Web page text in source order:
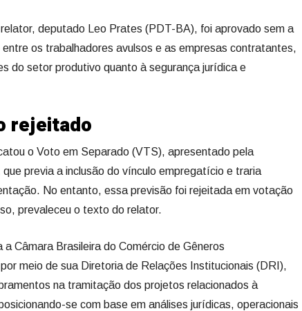
deputado Leo Prates (PDT-BA), foi aprovado sem a
os trabalhadores avulsos e as empresas contratantes,
do setor produtivo quanto à segurança jurídica e
rejeitado
o Voto em Separado (VTS), apresentado pela
previa a inclusão do vínculo empregatício e traria
No entanto, essa previsão foi rejeitada em votação
prevaleceu o texto do relator.
Câmara Brasileira do Comércio de Gêneros
meio de sua Diretoria de Relações Institucionais (DRI),
na tramitação dos projetos relacionados à
se com base em análises jurídicas, operacionais